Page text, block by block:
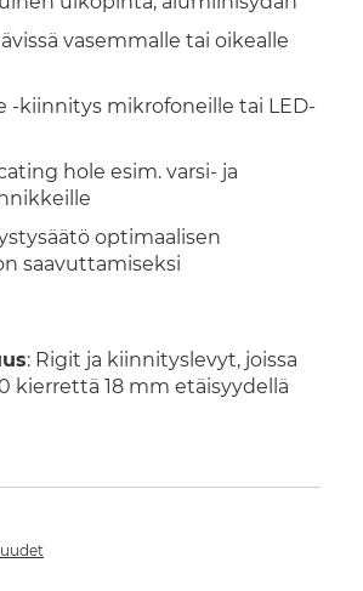
vasemmalle tai oikealle
-kiinnitys mikrofoneille tai LED-
hole esim. varsi- ja
optimaalisen
saavuttamiseksi
: Rigit ja kiinnityslevyt, joissa
kierrettä 18 mm etäisyydellä